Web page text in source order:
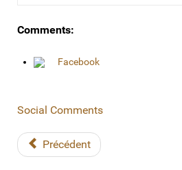
Comments:
Facebook
Social Comments
Précédent